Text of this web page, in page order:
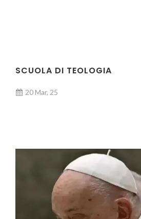
SCUOLA DI TEOLOGIA
20 Mar, 25